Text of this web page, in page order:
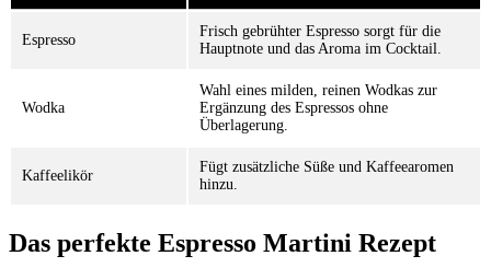
Espresso
Frisch gebrühter Espresso sorgt für die
Hauptnote und das Aroma im Cocktail.
Wodka
Wahl eines milden, reinen Wodkas zur
Ergänzung des Espressos ohne
Überlagerung.
Kaffeelikör
Fügt zusätzliche Süße und Kaffeearomen
hinzu.
Das perfekte Espresso Martini Rezept